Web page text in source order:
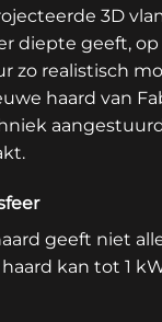
3D
diepte geeft,
zo realistisch
haard van
geeft niet
kan tot 1